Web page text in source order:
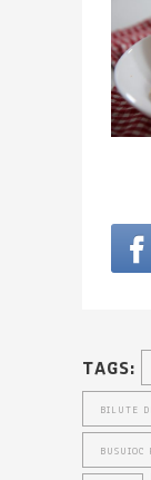
TAGS:
BILUTE
BUSUIOC